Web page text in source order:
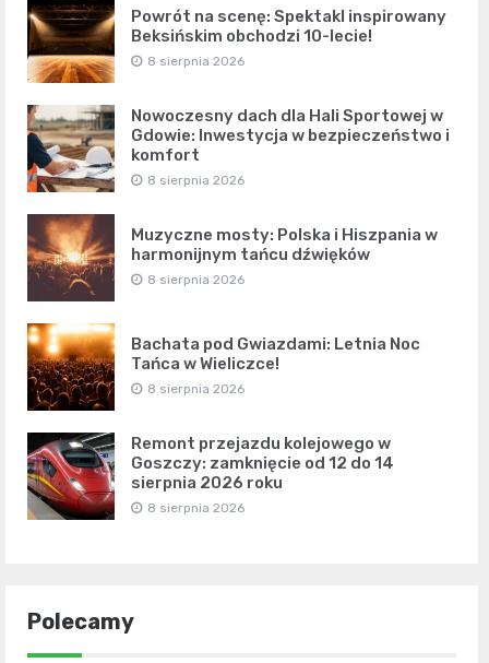
Powrót na scenę: Spektakl inspirowany
Beksińskim obchodzi 10-lecie!
8 sierpnia 2026
Nowoczesny dach dla Hali Sportowej w
Gdowie: Inwestycja w bezpieczeństwo i
komfort
8 sierpnia 2026
Muzyczne mosty: Polska i Hiszpania w
harmonijnym tańcu dźwięków
8 sierpnia 2026
Bachata pod Gwiazdami: Letnia Noc
Tańca w Wieliczce!
8 sierpnia 2026
Remont przejazdu kolejowego w
Goszczy: zamknięcie od 12 do 14
sierpnia 2026 roku
8 sierpnia 2026
Polecamy